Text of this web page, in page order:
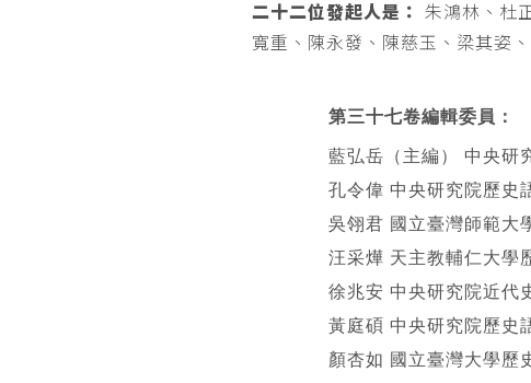
二十二位發起人是：
朱鴻林、杜
寬重、陳永發、陳慈玉、梁其姿
第三十七卷編輯委員：
藍弘岳（主編） 中央研
孔令偉 中央研究院歷史
吳翎君 國立臺灣師範大
汪采燁 天主教輔仁大學
徐兆安 中央研究院近代
黃庭碩 中央研究院歷史
顏杏如 國立臺灣大學歷